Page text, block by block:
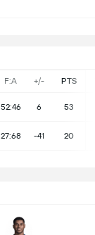
F:A +/- PTS
52:46 6 53
27:68 -41 20